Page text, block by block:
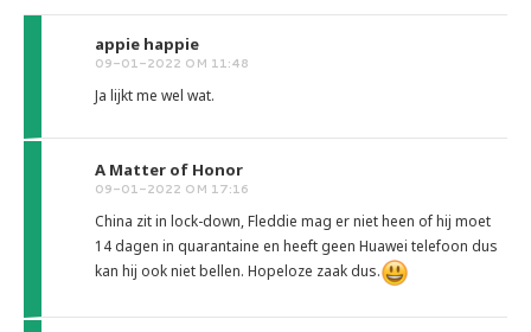
appie happie
09-01-2022 OM 11:48
Ja lijkt me wel wat.
A Matter of Honor
09-01-2022 OM 17:16
China zit in lock-down, Fleddie mag er niet heen of hij moet
14 dagen in quarantaine en heeft geen Huawei telefoon dus
kan hij ook niet bellen. Hopeloze zaak dus.